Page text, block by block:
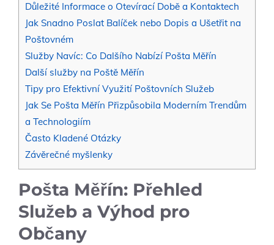
Důležité Informace o Otevírací Době a Kontaktech
Jak Snadno Poslat Balíček nebo Dopis a Ušetřit na
Poštovném
Služby Navíc: Co Dalšího Nabízí Pošta Měřín
Další služby na Poště Měřín
Tipy pro Efektivní Využití Poštovních Služeb
Jak Se Pošta Měřín Přizpůsobila Moderním Trendům
a Technologiím
Často Kladené Otázky
Závěrečné myšlenky
Pošta Měřín: Přehled
Služeb a Výhod pro
Občany